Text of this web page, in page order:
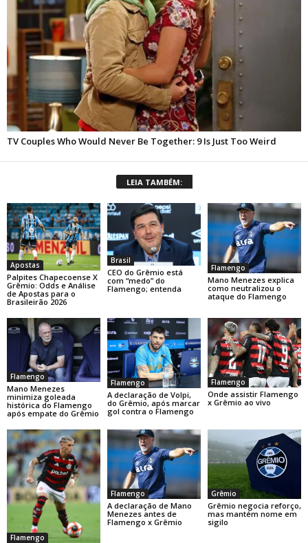
LEIA TAMBÉM:
Apostas
Palpites Chapecoense X
Grêmio: Odds e Análise
de Apostas para o
Brasileirão 2026
Brasil
CEO do Grêmio está
com “medo” do
Flamengo; entenda
Flamengo
Mano Menezes explica
como neutralizou o
ataque do Flamengo
Flamengo
Mano Menezes
minimiza goleada
histórica do Flamengo
após empate do Grêmio
Flamengo
A declaração de Volpi,
do Grêmio, após marcar
gol contra o Flamengo
Flamengo
Onde assistir Flamengo
x Grêmio ao vivo
Flamengo
Flamengo
A declaração de Mano
Menezes antes de
Flamengo x Grêmio
Grêmio
Grêmio negocia reforço,
mas mantém nome em
sigilo